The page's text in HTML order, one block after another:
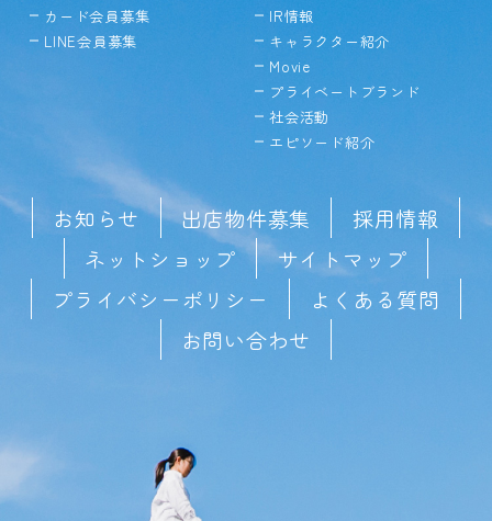
カード会員募集
LINE会員募集
IR情報
キャラクター紹介
Movie
プライベートブランド
社会活動
エピソード紹介
お知らせ 出店物件募集
採用情報
ネットショップ
サイトマップ
プライバシーポリシー
よくある質問
お問い合わせ